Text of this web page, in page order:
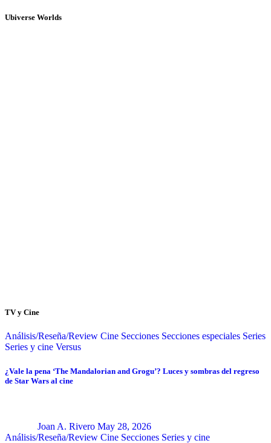
Ubiverse Worlds
TV y Cine
Análisis/Reseña/Review Cine Secciones Secciones especiales Series
Series y cine Versus
¿Vale la pena ‘The Mandalorian and Grogu’? Luces y sombras del regreso
de Star Wars al cine
Joan A. Rivero May 28, 2026
Análisis/Reseña/Review Cine Secciones Series y cine